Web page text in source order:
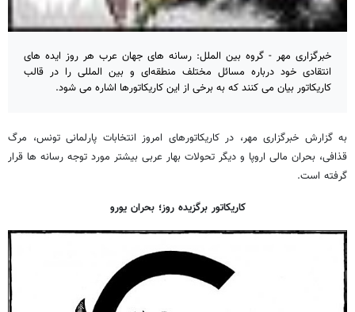
خبرگزاری مهر - گروه بین الملل: رسانه های جهان عرب هر روز ایده های
انتقادی خود درباره مسائل مختلف منطقه‌ای و بین المللی را در قالب
کاریکاتور بیان می کنند که به برخی از این کاریکاتورها اشاره می شود.
به گزارش خبرگزاری مهر، در کاریکاتورهای امروز انتخابات پارلمانی تونس، مرگ
قذافی، بحران مالی اروپا و دیگر تحولات بهار عربی بیشتر مورد توجه رسانه ها قرار
گرفته است.
کاریکاتور برگزیده روز؛ بحران یورو